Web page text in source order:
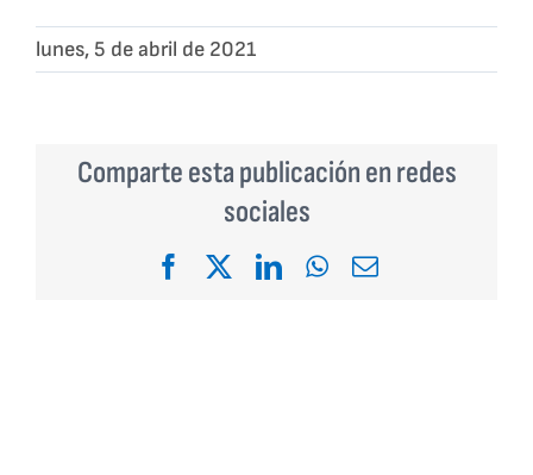
lunes, 5 de abril de 2021
Comparte esta publicación en redes
sociales
FacebookLinkedInWhatsApp
Email